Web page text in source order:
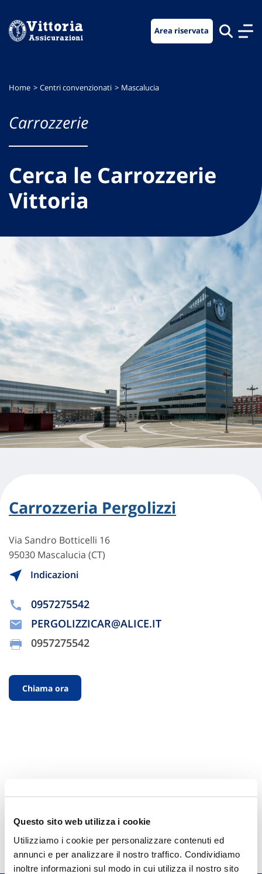
Questo sito web utilizza i cookie
Utilizziamo i cookie per personalizzare contenuti ed
annunci e per analizzare il nostro traffico. Condividiamo
inoltre informazioni sul modo in cui utilizza il nostro sito
menu
contenuto
footer
Area riservata
Home Centri convenzionati Mascalucia
Carrozzerie
Cerca le Carrozzerie
Vittoria
Carrozzeria Pergolizzi
Via Sandro Botticelli 16
95030 Mascalucia (CT)
Indicazioni
0957275542
PERGOLIZZICAR@ALICE.IT
0957275542
Chiama ora
Hai bisogno di
informazioni?
Trova l'Agenzia più vicina a te e parla con